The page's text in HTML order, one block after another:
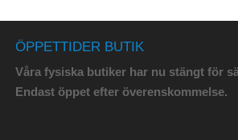
ÖPPETTIDER BUTIK
Våra fysiska butiker har nu stängt för
Endast öppet efter överenskommelse.